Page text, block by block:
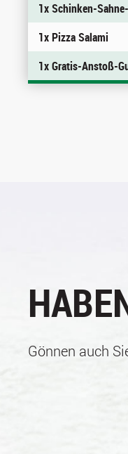
1x Schinken-
1x Pizza Salami
1x Gratis-Anstoß-
Gönnen auch